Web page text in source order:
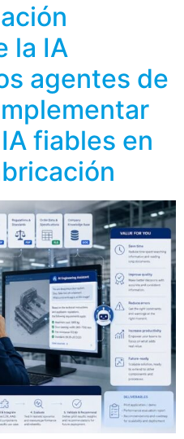
la IA
agentes de
fiables en